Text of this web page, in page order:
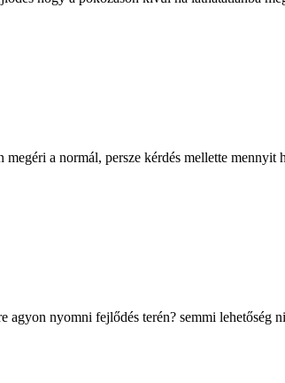
a normál, persze kérdés mellette mennyit
agyon nyomni fejlődés terén? semmi lehetőség